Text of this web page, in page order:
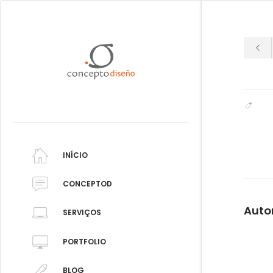
INÍCIO
CONCEPTOD
SERVIÇOS
PORTFOLIO
BLOG